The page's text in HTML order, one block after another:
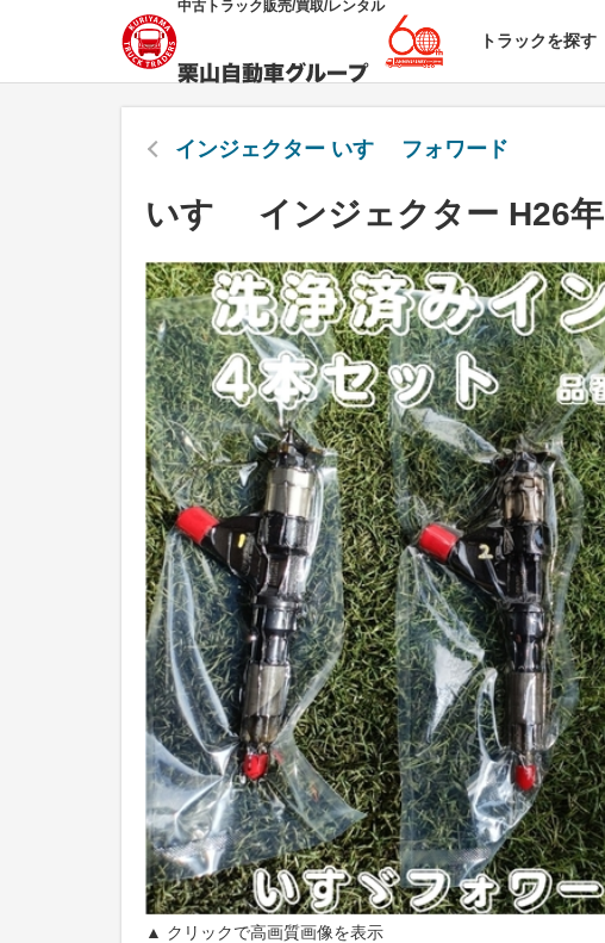
中古トラック販売/買取/レンタル
トラックを探す
インジェクター いすゞ フォワード
いすゞ インジェクター H26年
▲ クリックで高画質画像を表示